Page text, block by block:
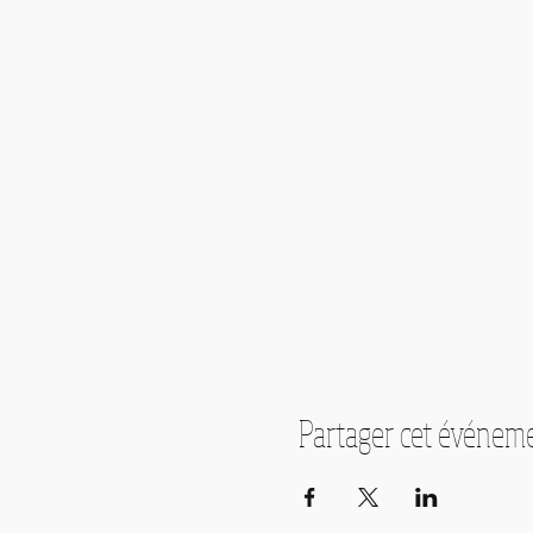
Partager cet